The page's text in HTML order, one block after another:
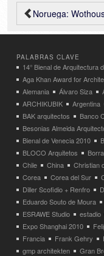
Noruega: Wothouse,
PALABRAS CLAVE
14° Bienal de Arquitectura
Aga Khan Award for
Alemania
Álvaro Siza
ARCHIKUBIK
Argentina
BAK arquitectos
Banco
Besonias Almeida
Bienal de Venecia 2010
BLOCO Arquitetos
Chile
China Christian
Corea
Corea del Sur
Diller Scofidio + Renfro
Eduardo Souto de Moura
ESRAWE Studio
estadio
Expo Shanghai 2010
Francia
Frank Gehry
gmp architekten
Gran